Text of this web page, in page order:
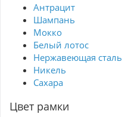
Антрацит
Шампань
Мокко
Белый лотос
Нержавеющая сталь
Никель
Сахара
Цвет рамки